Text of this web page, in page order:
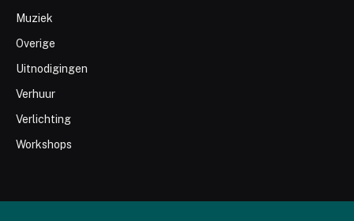
Muziek
Overige
Uitnodigingen
Verhuur
Verlichting
Workshops